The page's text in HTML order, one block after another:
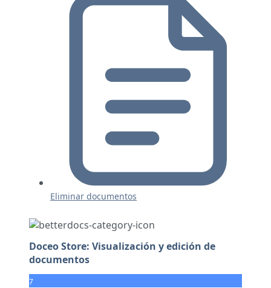
Eliminar documentos
Doceo Store: Visualización y edición de
documentos
7